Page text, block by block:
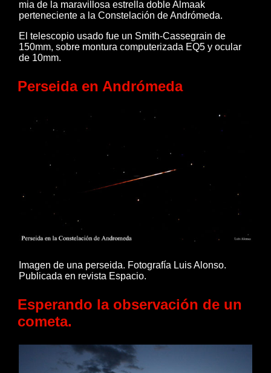
mia de la maravillosa estrella doble Almaak
perteneciente a la Constelación de Andrómeda.
El telescopio usado fue un Smith-Cassegrain de
150mm, sobre montura computerizada EQ5 y ocular
de 10mm.
Perseida en Andrómeda
Imagen de una perseida. Fotografía Luis Alonso.
Publicada en revista Espacio.
Esperando la observación de un
cometa.